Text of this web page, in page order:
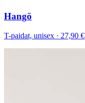
Hangö
T-paidat, unisex · 27,90 €